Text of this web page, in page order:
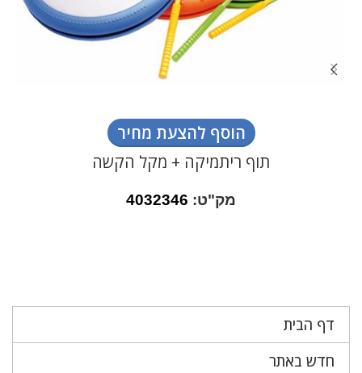
דף הבית
חדש באתר
הוסף להצעת מחיר
תוף ריתמיקה + מקל הקשה
מק"ט: 4032346